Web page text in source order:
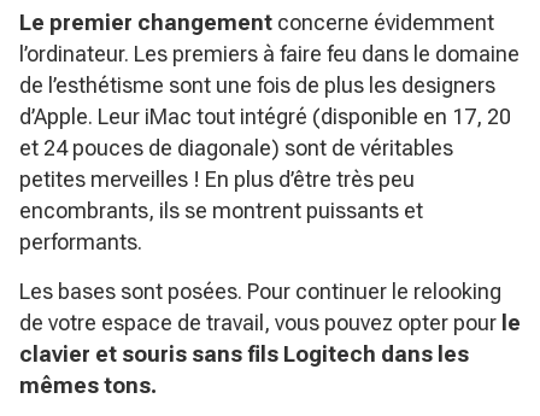
Le premier changement concerne évidemment
l’ordinateur. Les premiers à faire feu dans le domaine
de l’esthétisme sont une fois de plus les designers
d’Apple. Leur iMac tout intégré (disponible en 17, 20
et 24 pouces de diagonale) sont de véritables
petites merveilles ! En plus d’être très peu
encombrants, ils se montrent puissants et
performants.
Les bases sont posées. Pour continuer le relooking
de votre espace de travail, vous pouvez opter pour le
clavier et souris sans fils Logitech dans les
mêmes tons.